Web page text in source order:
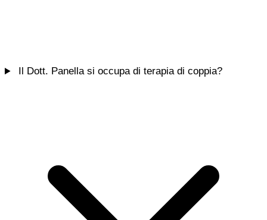
Il Dott. Panella si occupa di terapia di coppia?